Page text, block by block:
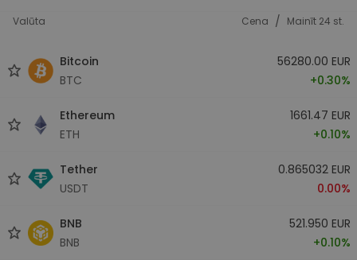
Valūta Cena / Mainīt 24 st.
Bitcoin
BTC
56280.00 EUR
+0.30%
Ethereum
ETH
1661.47 EUR
+0.10%
Tether
USDT
0.865032 EUR
0.00%
BNB
BNB
521.950 EUR
+0.10%